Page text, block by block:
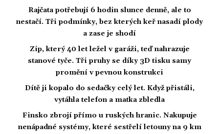
Rajčata potřebují 6 hodin slunce denně, ale to
nestačí. Tři podmínky, bez kterých keř nasadí plody
a zase je shodí
Zip, který 40 let ležel v garáži, teď nahrazuje
stanové tyče. Tři pruhy se díky 3D tisku samy
promění v pevnou konstrukci
Dítě ji kopalo do sedačky celý let. Když přistáli,
vytáhla telefon a matka zbledla
Finsko zbrojí přímo u ruských hranic. Nakupuje
nenápadné systémy, které sestřelí letouny na 9 km